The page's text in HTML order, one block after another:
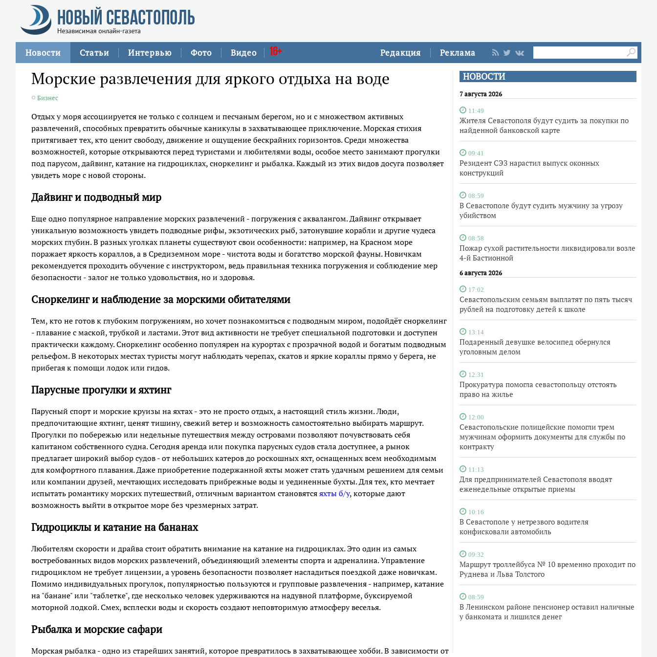
Редакция Реклама
Новости Статьи Интервью Фото Видео 16+
НОВОСТИ
7 августа 2026
11:49
Жителя Севастополя будут судить за покупки по
найденной банковской карте
09:41
Резидент СЭЗ нарастил выпуск оконных
конструкций
08:59
В Севастополе будут судить мужчину за угрозу
убийством
08:58
Пожар сухой растительности ликвидировали возле
4-й Бастионной
6 августа 2026
17:02
Севастопольским семьям выплатят по пять тысяч
рублей на подготовку детей к школе
13:14
Подаренный девушке велосипед обернулся
уголовным делом
12:31
Прокуратура помогла севастопольцу отстоять
право на жилье
12:00
Севастопольские полицейские помогли трем
мужчинам оформить документы для службы по
контракту
11:13
Для предпринимателей Севастополя вводят
еженедельные открытые приемы
10:16
В Севастополе у нетрезвого водителя
конфисковали автомобиль
09:32
Маршрут троллейбуса № 10 временно проходит по
Руднева и Льва Толстого
08:59
В Ленинском районе пенсионер оставил наличные
у банкомата и лишился денег
Морские развлечения для яркого отдыха на воде
Бизнес
Отдых у моря ассоциируется не только с солнцем и песчаным берегом, но и с множеством активных
развлечений, способных превратить обычные каникулы в захватывающее приключение. Морская стихия
притягивает тех, кто ценит свободу, движение и ощущение бескрайних горизонтов. Среди множества
возможностей, которые открываются перед туристами и любителями воды, особое место занимают прогулки
под парусом, дайвинг, катание на гидроциклах, сноркелинг и рыбалка. Каждый из этих видов досуга позволяет
увидеть море с новой стороны.
Дайвинг и подводный мир
Еще одно популярное направление морских развлечений - погружения с аквалангом. Дайвинг открывает
уникальную возможность увидеть подводные рифы, экзотических рыб, затонувшие корабли и другие чудеса
морских глубин. В разных уголках планеты существуют свои особенности: например, на Красном море
поражает яркость кораллов, а в Средиземном море - чистота воды и богатство морской фауны. Новичкам
рекомендуется проходить обучение с инструктором, ведь правильная техника погружения и соблюдение мер
безопасности - залог не только удовольствия, но и здоровья.
Сноркелинг и наблюдение за морскими обитателями
Тем, кто не готов к глубоким погружениям, но хочет познакомиться с подводным миром, подойдёт сноркелинг
- плавание с маской, трубкой и ластами. Этот вид активности не требует специальной подготовки и доступен
практически каждому. Сноркелинг особенно популярен на курортах с прозрачной водой и богатым подводным
рельефом. В некоторых местах туристы могут наблюдать черепах, скатов и яркие кораллы прямо у берега, не
прибегая к помощи лодок или гидов.
Парусные прогулки и яхтинг
Парусный спорт и морские круизы на яхтах - это не просто отдых, а настоящий стиль жизни. Люди,
предпочитающие яхтинг, ценят тишину, свежий ветер и возможность самостоятельно выбирать маршрут.
Прогулки по побережью или недельные путешествия между островами позволяют почувствовать себя
капитаном собственного судна. Сегодня аренда или покупка парусных судов стала доступнее, а рынок
предлагает широкий выбор судов - от небольших катеров до роскошных яхт, оснащенных всем необходимым
для комфортного плавания. Даже приобретение подержанной яхты может стать удачным решением для семьи
или компании друзей, мечтающих исследовать прибрежные воды и уединенные бухты. Для тех, кто мечтает
испытать романтику морских путешествий, отличным вариантом становятсяяхты б/у, которые дают
возможность выйти в открытое море без чрезмерных затрат.
Гидроциклы и катание на бананах
Любителям скорости и драйва стоит обратить внимание на катание на гидроциклах. Это один из самых
востребованных видов морских развлечений, объединяющий элементы спорта и адреналина. Управление
гидроциклом не требует лицензии, а уровень безопасности позволяет насладиться поездкой даже новичкам.
Помимо индивидуальных прогулок, популярностью пользуются и групповые развлечения - например, катание
на "банане" или "таблетке", где несколько человек удерживаются на надувной платформе, буксируемой
моторной лодкой. Смех, всплески воды и скорость создают неповторимую атмосферу веселья.
Рыбалка и морские сафари
Морская рыбалка - одно из старейших занятий, которое превратилось в захватывающее хобби. В зависимости от